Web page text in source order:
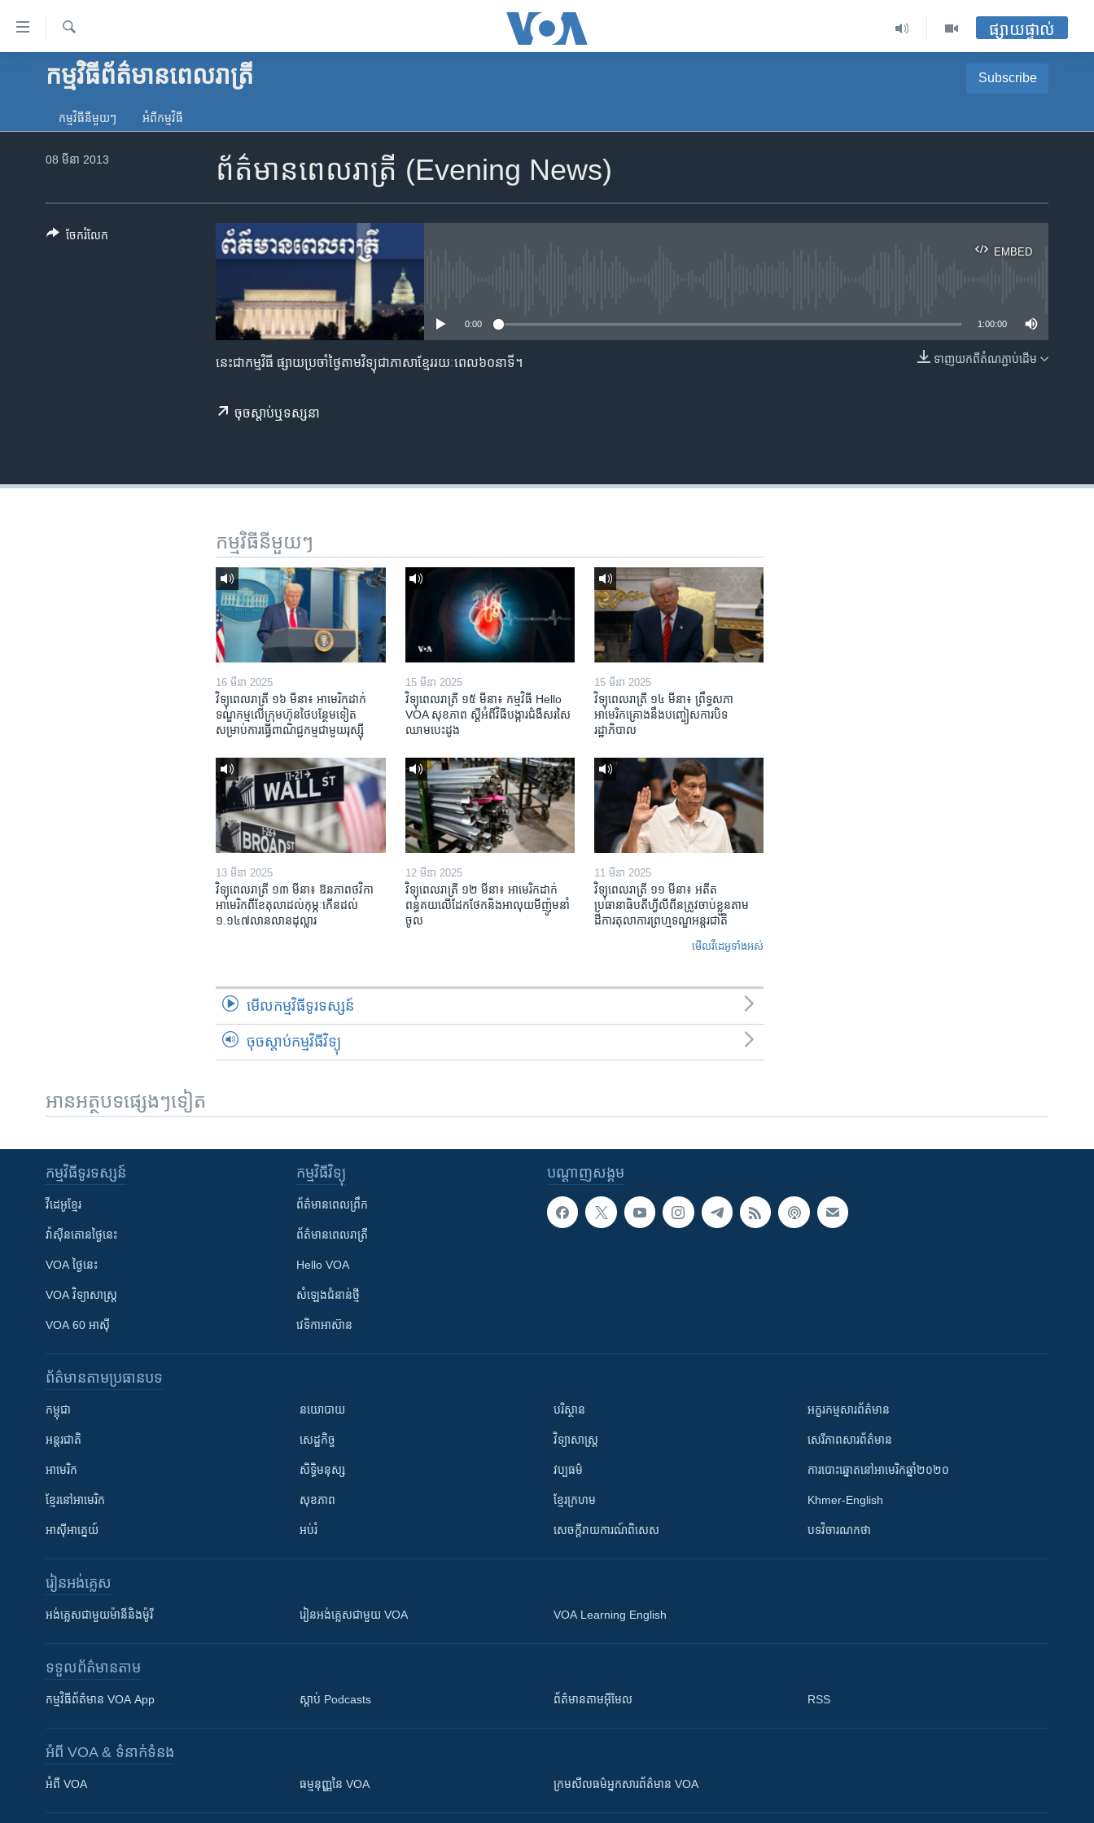
ទៅ​
គេហទំព័រ​
ទាក់ទង
និង​
កាន់​
អាមេរិក
រក
ផ្សាយផ្ទាល់
កម្មវិធី​ព័ត៌មាន​ពេលរាត្រី Subscribe
Apple Podcasts
ទទួល​​​សេវា​​​ Podcast
កម្មវិធី​នីមួយៗ អំពី​កម្មវិធី​
ព័ត៌មានពេលរាត្រី (Evening News)
08 មីនា 2013
EMBED
EMBED
0:00 1:00:00
ទាញ​យក​ពី​តំណភ្ជាប់​ដើម
នេះជាកម្មវិធី ផ្សាយប្រចាំថ្ងៃតាមវិទ្យុជាភាសាខ្មែររយៈពេល៦០នាទី។
ចុច​​ស្តាប់​ឬ​ទស្សនា
ចែករំលែក
កម្មវិធី​នីមួយៗ
16 មីនា 2025
វិទ្យុពេលរាត្រី ១៦ មីនា៖ អាមេរិក​ដាក់​
ទណ្ឌកម្ម​លើ​ក្រុមហ៊ុន​ថៃ​បន្ថែម​ទៀត​
សម្រាប់​ការ​ធ្វើ​ពាណិជ្ជកម្ម​ជាមួយ​រុស្ស៊ី
15 មីនា 2025
វិទ្យុពេលរាត្រី ១៥ មីនា៖ កម្មវិធី ​Hello
VOA សុខភាព ស្ដី​អំពី​វិធី​បង្ការ​ជំងឺ​សរសៃ​
ឈាម​បេះដូង
15 មីនា 2025
វិទ្យុពេលរាត្រី ១៤ មីនា៖ ព្រឹទ្ធសភា
អាមេរិកគ្រោងនឹងបញ្ចៀសការបិទ
រដ្ឋាភិបាល
13 មីនា 2025
វិទ្យុពេលរាត្រី ១៣ មីនា៖ ឱនភាព​ថវិកា​
អាមេរិក​ពី​ខែ​តុលា​ដល់​កុម្ភៈ​កើន​ដល់​
១.១៤៧​លានលាន​ដុល្លារ
12 មីនា 2025
វិទ្យុពេលរាត្រី ១២ មីនា៖ អាមេរិក​ដាក់​
ពន្ធគយ​លើ​ដែកថែក​និង​អាលុយ​មីញ៉ូម​នាំ
ចូល
11 មីនា 2025
វិទ្យុពេលរាត្រី ១១ មីនា៖ អតីត​
ប្រធានាធិបតីហ្វីលីពីន​ត្រូវ​ចាប់ខ្លួនតាម
ដីការ​តុលាការ​ព្រហ្មទណ្ឌ​អន្តរជាតិ
មើល​វីដេអូ​ទាំង​អស់
មើល​កម្មវិធី​ទូរទស្សន៍
ចុចស្តាប់កម្មវិធីវិទ្យុ
អានអត្ថបទផ្សេងៗទៀត
បណ្តាញ​សង្គម
កម្មវិធី​ទូរទស្សន៍
វីដេអូ​ខ្មែរ
វ៉ាស៊ីនតោន​ថ្ងៃ​នេះ
VOA ថ្ងៃនេះ
VOA ​វិទ្យាសាស្ត្រ
VOA 60 អាស៊ី
កម្មវិធី​វិទ្យុ
ព័ត៌មាន​ពេល​ព្រឹក
ព័ត៌មាន​​ពេល​រាត្រី
Hello VOA
សំឡេង​ជំនាន់​ថ្មី
វេទិកា​អាស៊ាន
ព័ត៌មាន​តាមប្រធានបទ​
កម្ពុជា
អន្តរជាតិ
អាមេរិក
ខ្មែរ​នៅអាមេរិក
អាស៊ីអាគ្នេយ៍
នយោបាយ
សេដ្ឋកិច្ច
សិទ្ធិមនុស្ស
សុខភាព
អប់រំ
បរិស្ថាន
វិទ្យាសាស្រ្ត
វប្បធម៌
ខ្មែរក្រហម
សេចក្តីរាយការណ៍ពិសេស
អក្ខរកម្មសារព័ត៌មាន
សេរីភាពសារព័ត៌មាន
ការបោះឆ្នោតនៅអាមេរិកឆ្នាំ២០២០
Khmer-English
បទវិចារណកថា
រៀន​​អង់គ្លេស
អង់គ្លេស​ជាមួយ​ម៉ានី​និង​ម៉ូរី រៀន​​​​​​អង់គ្លេស​​ជាមួយ VOA VOA Learning English
ទទួល​ព័ត៌មាន​តាម
កម្មវិធី​ព័ត៌មាន VOA App ស្តាប់ Podcasts ព័ត៌មាន​តាម​អ៊ីមែល RSS
អំពី​ VOA & ទំនាក់ទំនង
អំពី​ VOA ធម្មនុញ្ញ​នៃ VOA ក្រម​​​សីលធម៌​​​អ្នក​​​សារព័ត៌មាន VOA